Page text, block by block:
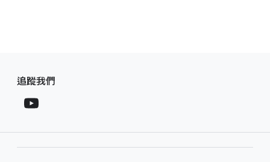
S
o
a
l
追蹤​我們